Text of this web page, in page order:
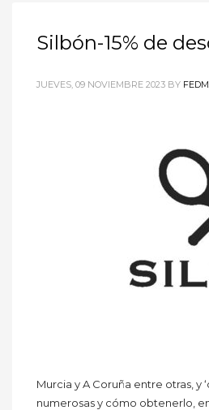
Silbón-15% de
JUEVES, 09 NOVIEMBRE 2023 BY
Murcia y A Coruña entre otras,
numerosas y cómo obtenerlo,